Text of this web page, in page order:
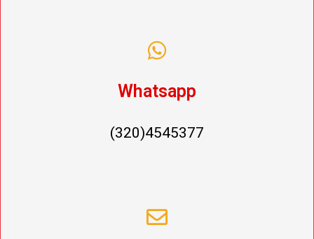
Whatsapp
(320)4545377